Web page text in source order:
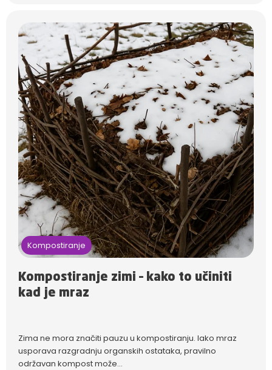
Kompostiranje
Kompostiranje zimi – kako to učiniti
kad je mraz
Zima ne mora značiti pauzu u kompostiranju. Iako mraz
usporava razgradnju organskih ostataka, pravilno
održavan kompost može...